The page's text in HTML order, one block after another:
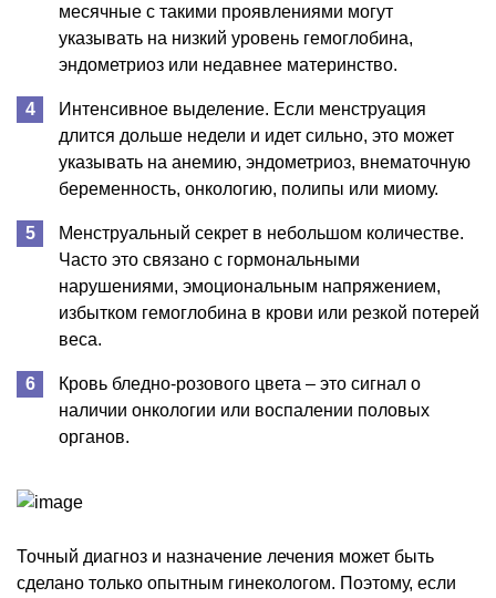
месячные с такими проявлениями могут
указывать на низкий уровень гемоглобина,
эндометриоз или недавнее материнство.
Интенсивное выделение. Если менструация
длится дольше недели и идет сильно, это может
указывать на анемию, эндометриоз, внематочную
беременность, онкологию, полипы или миому.
Менструальный секрет в небольшом количестве.
Часто это связано с гормональными
нарушениями, эмоциональным напряжением,
избытком гемоглобина в крови или резкой потерей
веса.
Кровь бледно-розового цвета – это сигнал о
наличии онкологии или воспалении половых
органов.
Точный диагноз и назначение лечения может быть
сделано только опытным гинекологом. Поэтому, если